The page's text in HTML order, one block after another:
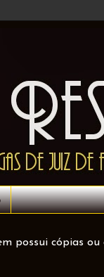
possui cópias ou